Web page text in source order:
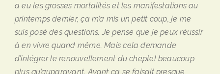
a eu les grosses mortalités et les manifestations au
printemps dernier, ça m’a mis un petit coup, je me
suis posé des questions. Je pense que je peux réussir
à en vivre quand même. Mais cela demande
d’intégrer le renouvellement du cheptel beaucoup
plus qu’auparavant. Avant ça se faisait presque